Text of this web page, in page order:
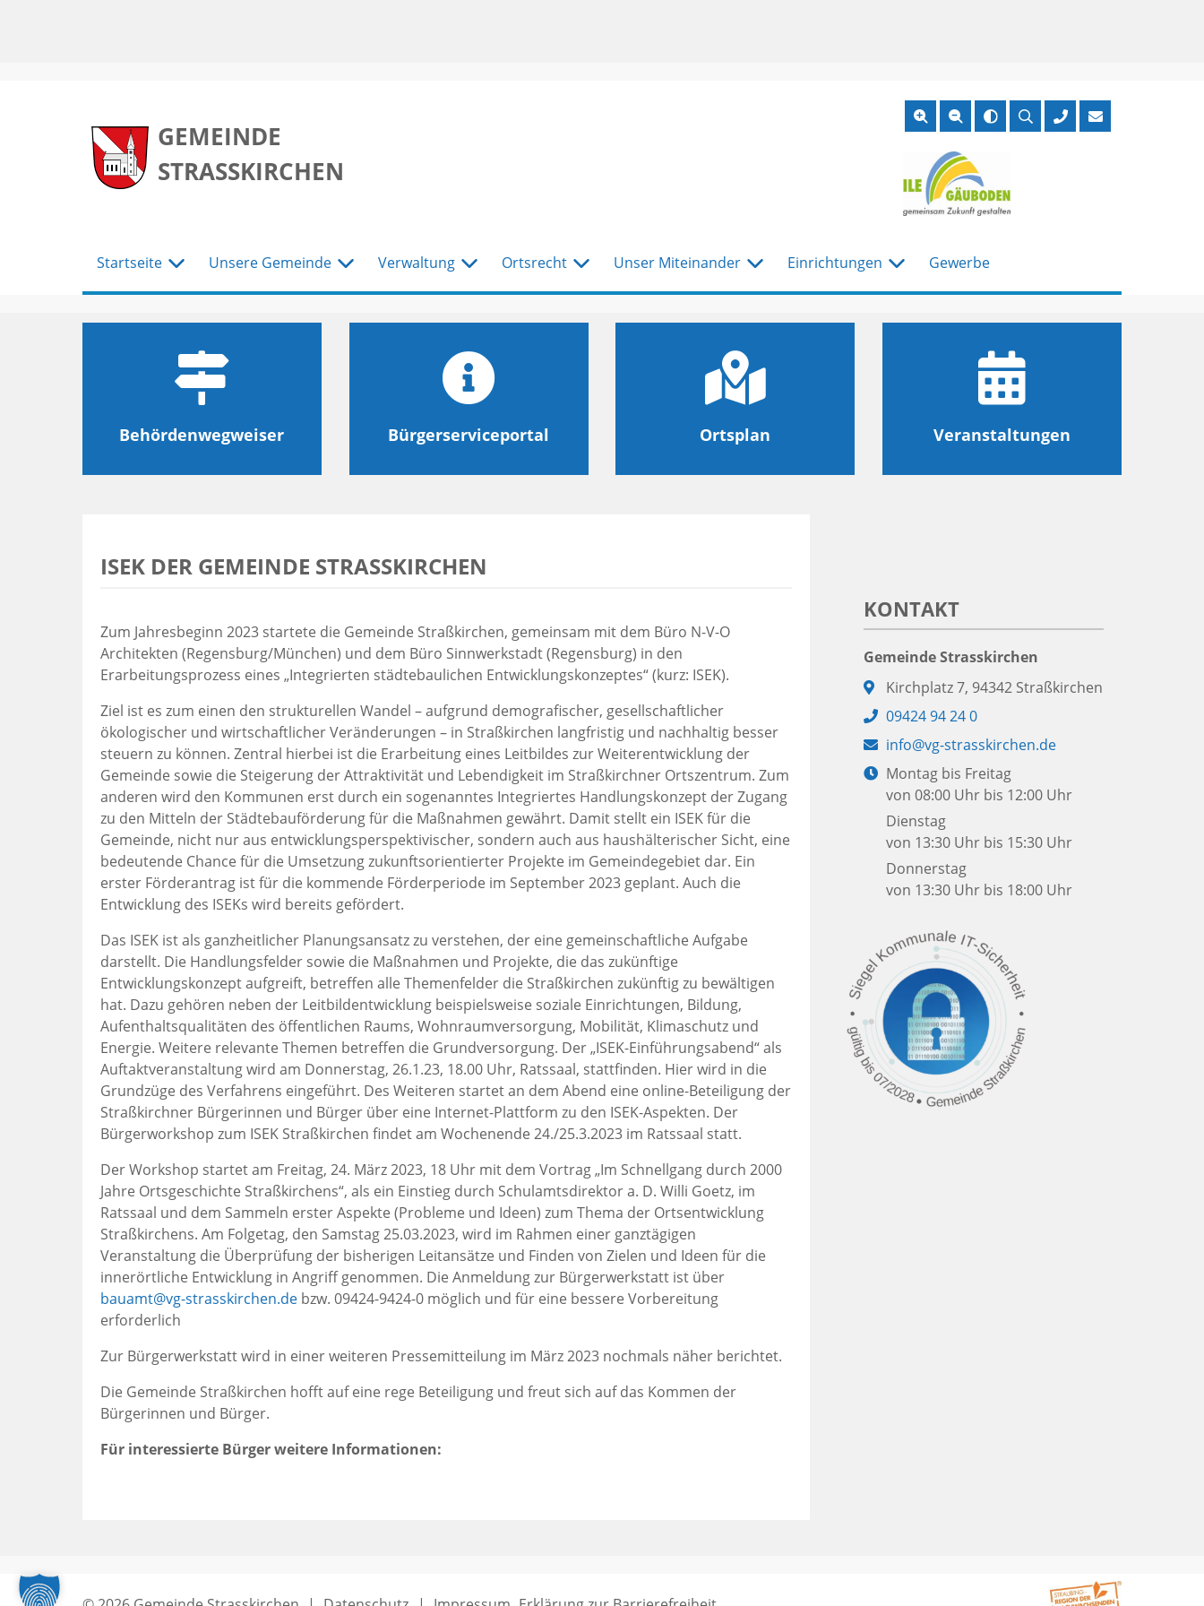
GEMEINDE
STRASSKIRCHEN
Suche
Startseite Unsere Gemeinde Verwaltung Ortsrecht Unser Miteinander Einrichtungen Gewerbe
Behördenwegweiser Bürgerserviceportal Ortsplan Veranstaltungen
ISEK DER GEMEINDE STRASSKIRCHEN
Zum Jahresbeginn 2023 startete die Gemeinde Straßkirchen, gemeinsam mit dem Büro N-V-O
Architekten (Regensburg/München) und dem Büro Sinnwerkstadt (Regensburg) in den
Erarbeitungsprozess eines „Integrierten städtebaulichen Entwicklungskonzeptes“ (kurz: ISEK).
Ziel ist es zum einen den strukturellen Wandel – aufgrund demografischer, gesellschaftlicher
ökologischer und wirtschaftlicher Veränderungen – in Straßkirchen langfristig und nachhaltig besser
steuern zu können. Zentral hierbei ist die Erarbeitung eines Leitbildes zur Weiterentwicklung der
Gemeinde sowie die Steigerung der Attraktivität und Lebendigkeit im Straßkirchner Ortszentrum. Zum
anderen wird den Kommunen erst durch ein sogenanntes Integriertes Handlungskonzept der Zugang
zu den Mitteln der Städtebauförderung für die Maßnahmen gewährt. Damit stellt ein ISEK für die
Gemeinde, nicht nur aus entwicklungsperspektivischer, sondern auch aus haushälterischer Sicht, eine
bedeutende Chance für die Umsetzung zukunftsorientierter Projekte im Gemeindegebiet dar. Ein
erster Förderantrag ist für die kommende Förderperiode im September 2023 geplant. Auch die
Entwicklung des ISEKs wird bereits gefördert.
Das ISEK ist als ganzheitlicher Planungsansatz zu verstehen, der eine gemeinschaftliche Aufgabe
darstellt. Die Handlungsfelder sowie die Maßnahmen und Projekte, die das zukünftige
Entwicklungskonzept aufgreift, betreffen alle Themenfelder die Straßkirchen zukünftig zu bewältigen
hat. Dazu gehören neben der Leitbildentwicklung beispielsweise soziale Einrichtungen, Bildung,
Aufenthaltsqualitäten des öffentlichen Raums, Wohnraumversorgung, Mobilität, Klimaschutz und
Energie. Weitere relevante Themen betreffen die Grundversorgung. Der „ISEK-Einführungsabend“ als
Auftaktveranstaltung wird am Donnerstag, 26.1.23, 18.00 Uhr, Ratssaal, stattfinden. Hier wird in die
Grundzüge des Verfahrens eingeführt. Des Weiteren startet an dem Abend eine online-Beteiligung der
Straßkirchner Bürgerinnen und Bürger über eine Internet-Plattform zu den ISEK-Aspekten. Der
Bürgerworkshop zum ISEK Straßkirchen findet am Wochenende 24./25.3.2023 im Ratssaal statt.
Der Workshop startet am Freitag, 24. März 2023, 18 Uhr mit dem Vortrag „Im Schnellgang durch 2000
Jahre Ortsgeschichte Straßkirchens“, als ein Einstieg durch Schulamtsdirektor a. D. Willi Goetz, im
Ratssaal und dem Sammeln erster Aspekte (Probleme und Ideen) zum Thema der Ortsentwicklung
Straßkirchens. Am Folgetag, den Samstag 25.03.2023, wird im Rahmen einer ganztägigen
Veranstaltung die Überprüfung der bisherigen Leitansätze und Finden von Zielen und Ideen für die
innerörtliche Entwicklung in Angriff genommen. Die Anmeldung zur Bürgerwerkstatt ist über
bauamt@vg-strasskirchen.de bzw. 09424-9424-0 möglich und für eine bessere Vorbereitung
erforderlich
Zur Bürgerwerkstatt wird in einer weiteren Pressemitteilung im März 2023 nochmals näher berichtet.
Die Gemeinde Straßkirchen hofft auf eine rege Beteiligung und freut sich auf das Kommen der
Bürgerinnen und Bürger.
Für interessierte Bürger weitere Informationen:
KONTAKT
Gemeinde Strasskirchen
Adresse:
Kirchplatz 7, 94342 Straßkirchen
Telefon:
09424 94 24 0
E-
Mail:
info@vg-strasskirchen.de
Öffnungszeiten:
Montag bis Freitag
von 08:00 Uhr bis 12:00 Uhr
Dienstag
von 13:30 Uhr bis 15:30 Uhr
Donnerstag
von 13:30 Uhr bis 18:00 Uhr